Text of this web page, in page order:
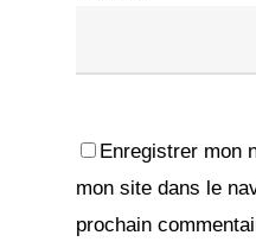
Enregistrer mon
mon site dans le
prochain